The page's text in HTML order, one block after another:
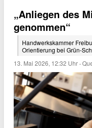
„Anliegen des
genommen“
Handwerkskammer
Orientierung bei Grün-
13. Mai 2026, 12:32 Uhr ·